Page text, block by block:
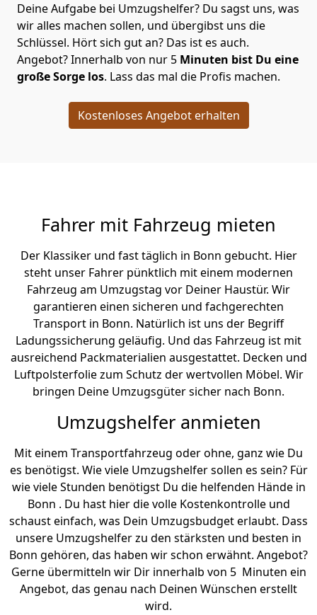
Deine Aufgabe bei Umzugshelfer? Du sagst uns, was
wir alles machen sollen, und übergibst uns die
Schlüssel. Hört sich gut an? Das ist es auch.
Angebot? Innerhalb von nur 5 Minuten bist Du eine
große Sorge los. Lass das mal die Profis machen.
Kostenloses Angebot erhalten
Fahrer mit Fahrzeug mieten
Der Klassiker und fast täglich in Bonn gebucht. Hier
steht unser Fahrer pünktlich mit einem modernen
Fahrzeug am Umzugstag vor Deiner Haustür. Wir
garantieren einen sicheren und fachgerechten
Transport in Bonn. Natürlich ist uns der Begriff
Ladungssicherung geläufig. Und das Fahrzeug ist mit
ausreichend Packmaterialien ausgestattet. Decken und
Luftpolsterfolie zum Schutz der wertvollen Möbel. Wir
bringen Deine Umzugsgüter sicher nach Bonn.
Umzugshelfer anmieten
Mit einem Transportfahrzeug oder ohne, ganz wie Du
es benötigst. Wie viele Umzugshelfer sollen es sein? Für
wie viele Stunden benötigst Du die helfenden Hände in
Bonn . Du hast hier die volle Kostenkontrolle und
schaust einfach, was Dein Umzugsbudget erlaubt. Dass
unsere Umzugshelfer zu den stärksten und besten in
Bonn gehören, das haben wir schon erwähnt. Angebot?
Gerne übermitteln wir Dir innerhalb von 5 Minuten ein
Angebot, das genau nach Deinen Wünschen erstellt
wird.